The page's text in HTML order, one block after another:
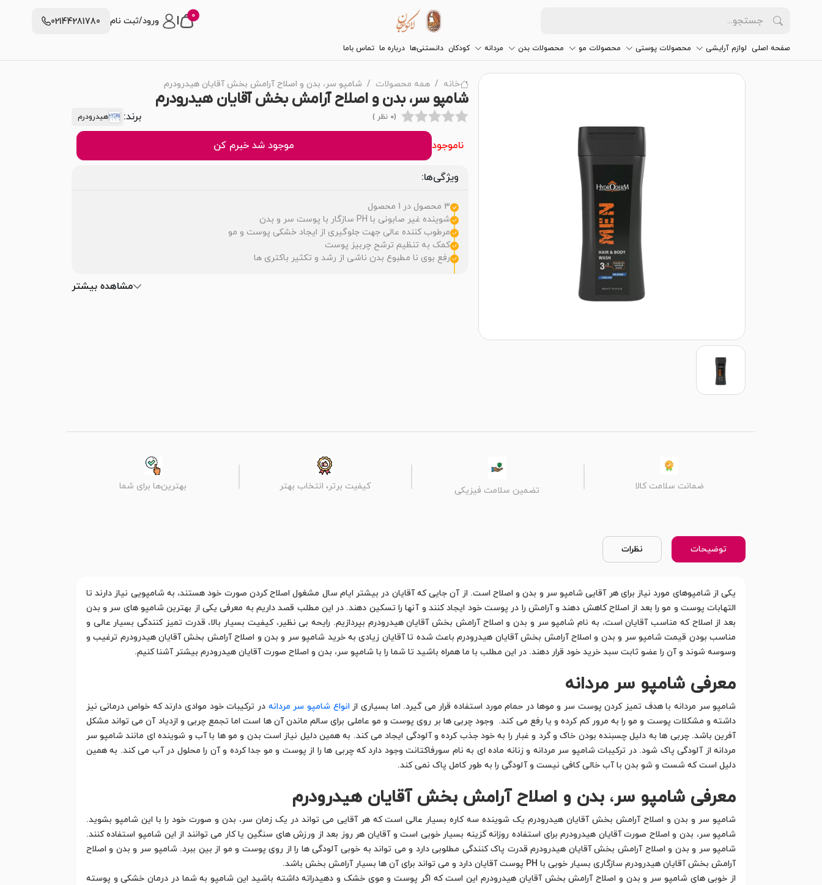
0 ورود/ثبت نام 02144281780
صفحه اصلی لوازم آرایشی محصولات پوستی محصولات مو محصولات بدن مردانه کودکان دانستنی‌ها درباره ما تماس باما
خانه همه محصولات شامپو سر، بدن و اصلاح آرامش بخش آقایان هیدرودرم
شامپو سر، بدن و اصلاح آرامش بخش آقایان هیدرودرم
(0 نظر ) برند: هیدرودرم
ناموجود موجود شد خبرم کن
ویژگی‌ها:
3 محصول در 1 محصول
شوینده غیر صابونی با PH سازگار با پوست سر و بدن
مرطوب کننده عالی جهت جلوگیری از ایجاد خشکی پوست و مو
کمک به تنظیم ترشح چربیز پوست
رفع بوی نا مطبوع بدن ناشی از رشد و تکثیر باکتری ها
مشاهده بیشتر
ضمانت سلامت کالا تضمین سلامت فیزیکی کیفیت برتر، انتخاب بهتر بهترین‌ها برای شما
توضیحات نظرات
یکی از شامپوهای مورد نیاز برای هر آقایی شامپو سر و بدن و اصلاح است. از آن جایی که آقایان در بیشتر ایام سال مشغول اصلاح کردن صورت خود هستند، به شامپویی نیاز دارند تا
التهابات پوست و مو را بعد از اصلاح کاهش دهند و آرامش را در پوست خود ایجاد کنند و آنها را تسکین دهند. در این مطلب قصد داریم به معرفی یکی از بهترین شامپو های سر و بدن
بعد از اصلاح که مناسب آقایان است، به نام شامپو سر و بدن و اصلاح آرامش بخش آقایان هیدرودرم بپردازیم. رایحه بی نظیر، کیفیت بسیار بالا، قدرت تمیز کنندگی بسیار عالی و
مناسب بودن قیمت شامپو سر و بدن و اصلاح آرامش بخش آقایان هیدرودرم باعث شده تا آقایان زیادی به خرید شامپو سر و بدن و اصلاح آرامش بخش آقایان هیدرودرم ترغیب و
وسوسه شوند و آن را عضو ثابت سبد خرید خود قرار دهند. در این مطلب با ما همراه باشید تا شما را با شامپو سر، بدن و اصلاح صورت آقایان هیدرودرم بیشتر آشنا کنیم.
معرفی شامپو سر مردانه
شامپو سر مردانه با هدف تمیز کردن پوست سر و موها در حمام مورد استفاده قرار می گیرد. اما بسیاری از انواع شامپو سر مردانه در ترکیبات خود موادی دارند که خواص درمانی نیز
داشته و مشکلات پوست و مو را به مرور کم کرده و یا رفع می کند. وجود چربی ها بر روی پوست و مو عاملی برای سالم ماندن آن ها است اما تجمع چربی و ازدیاد آن می تواند مشکل
آفرین باشد. چربی ها به دلیل چسبنده بودن خاک و گرد و غبار را به خود جذب کرده و آلودگی ایجاد می کند. به همین دلیل نیاز است بدن و مو ها با آب و شوینده ای مانند شامپو سر
مردانه از آلودگی پاک شود. در ترکیبات شامپو سر مردانه و زنانه ماده ای به نام سورفاکتانت وجود دارد که چربی ها را از پوست و مو جدا کرده و آن را محلول در آب می کند. به همین
دلیل است که شست و شو بدن با آب خالی کافی نیست و آلودگی را به طور کامل پاک نمی کند.
معرفی شامپو سر، بدن و اصلاح آرامش بخش آقایان هیدرودرم
شامپو سر و بدن و اصلاح آرامش بخش آقایان هیدرودرم یک شوینده سه کاره بسیار عالی است که هر آقایی می تواند در یک زمان سر، بدن و صورت خود را با این شامپو بشوید.
شامپو سر، بدن و اصلاح صورت آقایان هیدرودرم برای استفاده روزانه گزینه بسیار خوبی است و آقایان هر روز بعد از ورزش های سنگین یا کار می توانند از این شامپو استفاده کنند.
شامپو سر و بدن و اصلاح آرامش بخش آقایان هیدرودرم قدرت پاک کنندگی مطلوبی دارد و می تواند به خوبی آلودگی ها را از روی پوست و مو از بین ببرد. شامپو سر و بدن و اصلاح
آرامش بخش آقایان هیدرودرم سازگاری بسیار خوبی با PH پوست آقایان دارد و می تواند برای آن ها بسیار آرامش بخش باشد.
از خوبی های شامپو سر و بدن و اصلاح آرامش بخش آقایان هیدرودرم این است که اگر پوست و موی خشک و دهیدراته داشته باشید این شامپو به شما در درمان خشکی و پوسته